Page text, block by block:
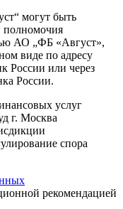
могут быть
полномочия
АО „ФБ «Август»,
виде по адресу
России или через
России.
услуг
г. Москва
спора
рекомендацией